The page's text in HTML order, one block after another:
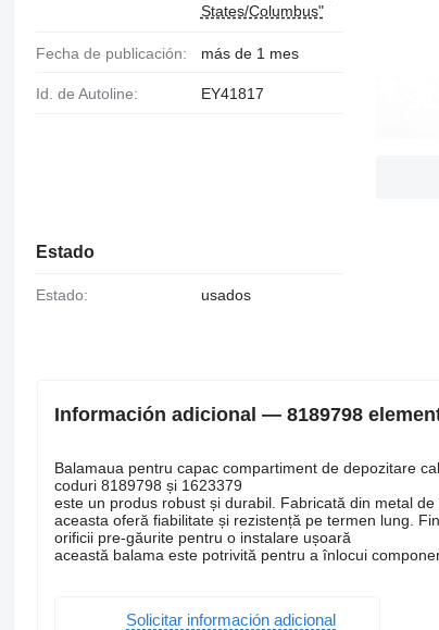
States/Columbus"
Fecha de publicación: más de 1 mes
Id. de Autoline: EY41817
Estado
Estado: usados
Información adicional — 8189798
Balamaua pentru capac compartiment de depozitare
coduri 8189798 și 1623379
este un produs robust și durabil. Fabricată din metal
aceasta oferă fiabilitate și rezistență pe termen lung.
orificii pre-găurite pentru o instalare ușoară
această balama este potrivită pentru a înlocui
Solicitar información adicional